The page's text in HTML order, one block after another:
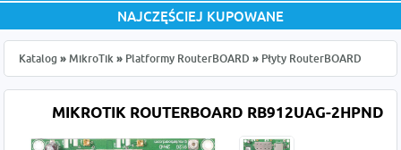
NAJCZĘŚCIEJ KUPOWANE
Katalog » MikroTik » Platformy RouterBOARD » Płyty RouterBOARD
MIKROTIK ROUTERBOARD RB912UAG-2HPND